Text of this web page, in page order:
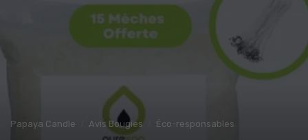
Papaya Candle Avis Bougies Éco-responsables